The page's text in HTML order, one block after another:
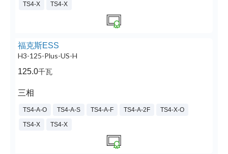
TS4-X TS4-X
福克斯ESS
H3-125-Plus-US-H
125.0千瓦
三相
TS4-A-O TS4-A-S TS4-A-F TS4-A-2F TS4-X-O
TS4-X TS4-X